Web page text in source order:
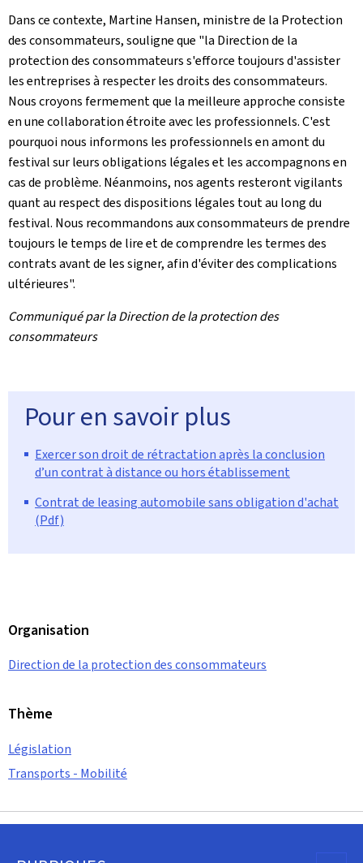
Dans ce contexte, Martine Hansen, ministre de la Protection
des consommateurs, souligne que "la Direction de la
protection des consommateurs s'efforce toujours d'assister
les entreprises à respecter les droits des consommateurs.
Nous croyons fermement que la meilleure approche consiste
en une collaboration étroite avec les professionnels. C'est
pourquoi nous informons les professionnels en amont du
festival sur leurs obligations légales et les accompagnons en
cas de problème. Néanmoins, nos agents resteront vigilants
quant au respect des dispositions légales tout au long du
festival. Nous recommandons aux consommateurs de prendre
toujours le temps de lire et de comprendre les termes des
contrats avant de les signer, afin d'éviter des complications
ultérieures".
Communiqué par la Direction de la protection des
consommateurs
Pour en savoir plus
Exercer son droit de rétractation après la conclusion
d’un contrat à distance ou hors établissement
Contrat de leasing automobile sans obligation d'achat
(Pdf)
Organisation
Direction de la protection des consommateurs
Thème
Législation
Transports - Mobilité